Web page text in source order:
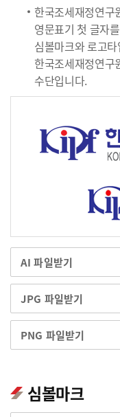
한국조세재정연구
영문표기 첫 글자
심볼마크와 로고
한국조세재정연구
수단입니다.
AI 파일받기
JPG 파일받기
PNG 파일받기
심볼마크